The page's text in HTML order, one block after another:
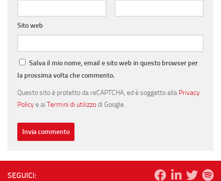
Sito web
Salva il mio nome, email e sito web in questo browser per
la prossima volta che commento.
Questo sito è protetto da reCAPTCHA, ed è soggetto alla Privacy
Policye ai Termini di utilizzodi Google.
SEGUICI: